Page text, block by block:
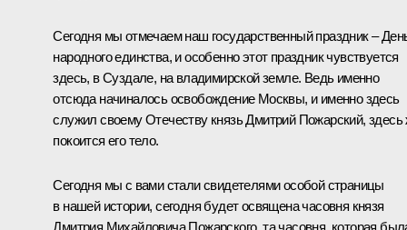
Сегодня мы отмечаем наш государственный праздник –
народного единства, и особенно этот праздник чувствуется
здесь, в Суздале, на владимирской земле. Ведь именно
отсюда начиналось освобождение Москвы, и именно здесь
служил своему Отечеству князь Дмитрий Пожарский, здесь
покоится его тело.
Сегодня мы с вами стали свидетелями особой страницы
в нашей истории, сегодня будет освящена часовня князя
Дмитрия Михайловича Пожарского, та часовня, которая